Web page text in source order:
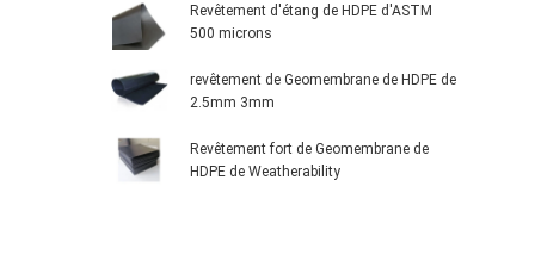
Revêtement d'étang de HDPE d'ASTM
500 microns
revêtement de Geomembrane de HDPE de
2.5mm 3mm
Revêtement fort de Geomembrane de
HDPE de Weatherability